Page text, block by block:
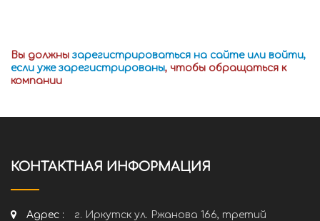
Вы должны зарегистрироваться на сайте или войти,
если уже зарегистрированы, чтобы обращаться к
компании
КОНТАКТНАЯ ИНФОРМАЦИЯ
Адрес :
г. Иркутск ул. Ржанова 166, третий